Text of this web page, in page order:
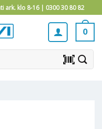
ark. klo 8-16 | 0300 30 80 82
0
barcode_scanner